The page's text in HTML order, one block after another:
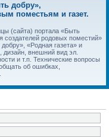
добру»,
поместьям и газет.
(сайта) портала «Быть
родовых поместий»
«Родная газета» и
дизайн, внешний вид эл.
и т.п. Технические вопросы
об ошибках,